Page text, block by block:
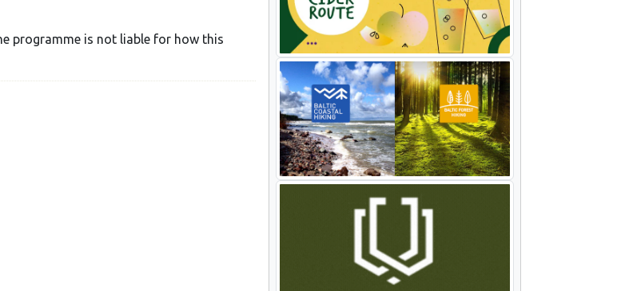
programme is not liable for how this